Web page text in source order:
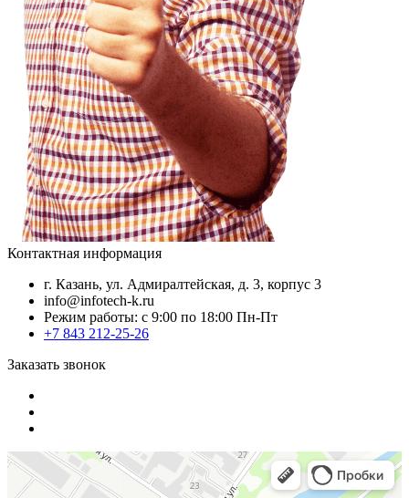
Контактная информация
г. Казань, ул. Адмиралтейская, д. 3, корпус 3
info@infotech-k.ru
Режим работы: с 9:00 по 18:00 Пн-Пт
+7 843 212-25-26
Заказать звонок